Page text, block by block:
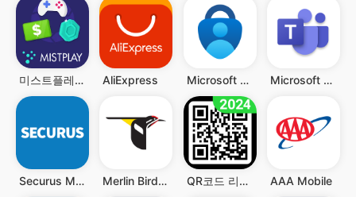
미스트플레이 – 게임 플레이하고 리워드까지 받으세요 AliExpress Microsoft Authenticator Microsoft Teams
Securus Mobile Merlin Bird ID by Cornell Lab QR코드 리더 - QR과 바코드 스캐너, QR 스캐너 AAA Mobile